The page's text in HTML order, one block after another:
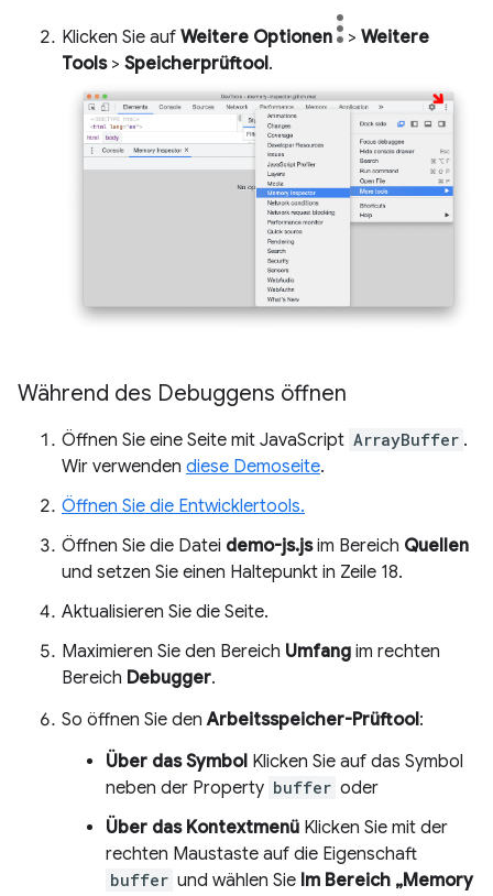
Klicken Sie auf Weitere Optionen > Weitere
Tools> Speicherprüftool.
Während des Debuggens öffnen
Öffnen Sie eine Seite mit JavaScript ArrayBuffer .
Wir verwenden diese Demoseite.
Öffnen Sie die Entwicklertools.
Öffnen Sie die Datei demo-js.jsim Bereich Quellen
und setzen Sie einen Haltepunkt in Zeile 18.
Aktualisieren Sie die Seite.
Maximieren Sie den Bereich Umfang im rechten
Bereich Debugger.
So öffnen Sie denArbeitsspeicher-Prüftool:
Über das Symbol Klicken Sie auf das Symbol
neben der Property buffer oder
Über das Kontextmenü Klicken Sie mit der
rechten Maustaste auf die Eigenschaft
buffer und wählen Sie Im Bereich „Memory